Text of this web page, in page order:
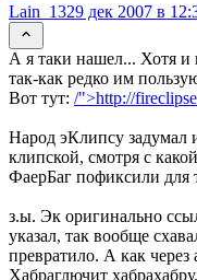
Lain_1329 дек 2007 в
А я таки нашел... Хотя и
так-как редко им
Вот тут: /">http://
Народ эКлипсу задумал
клипской, смотря с
ФаерБаг пофиксили для
з.ы. Эк оригинально
указал, так вообще
превратило. А как через
Хабраглючит